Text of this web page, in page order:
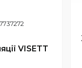
VISETT